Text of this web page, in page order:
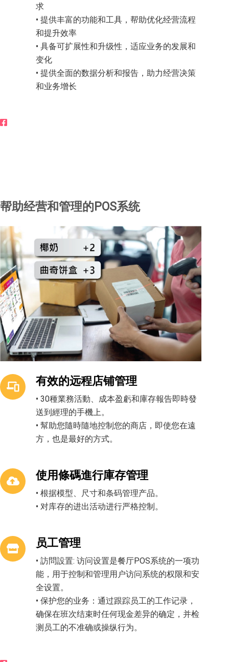
求
• 提供丰富的功能和工具，帮助优化经营流程
和提升效率
• 具备可扩展性和升级性，适应业务的发展和
变化
• 提供全面的数据分析和报告，助力经营决策
和业务增长
帮助经营和管理的POS系统
有效的远程店铺管理
• 30種業務活動、成本盈虧和庫存報告即時發
送到經理的手機上。
• 幫助您隨時隨地控制您的商店，即使您在遠
方，也是最好的方式。
使用條碼進行庫存管理
• 根据模型、尺寸和条码管理产品。
• 对库存的进出活动进行严格控制。
员工管理
• 訪問設置: 访问设置是餐厅POS系统的一项功
能，用于控制和管理用户访问系统的权限和安
全设置。
• 保护您的业务：通过跟踪员工的工作记录，
确保在班次结束时任何现金差异的确定，并检
测员工的不准确或操纵行为。